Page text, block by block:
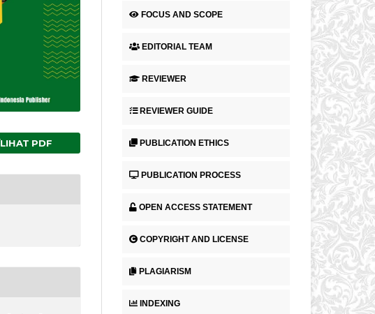
PDF
FOCUS AND SCOPE
EDITORIAL TEAM
REVIEWER
REVIEWER GUIDE
PUBLICATION ETHICS
PUBLICATION PROCESS
OPEN ACCESS STATEMENT
COPYRIGHT AND LICENSE
PLAGIARISM
INDEXING